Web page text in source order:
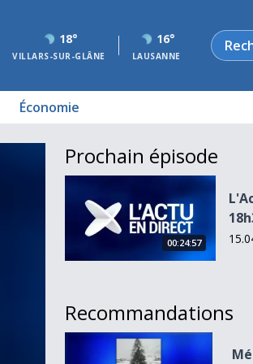
18°
VILLARS-SUR-GLÂNE
16°
LAUSANNE
Économie
Prochain épisode
L&#039;Actu du 15.04.13 - 18h30
00:24:57
Recommandations
Météo: Retour de la neige